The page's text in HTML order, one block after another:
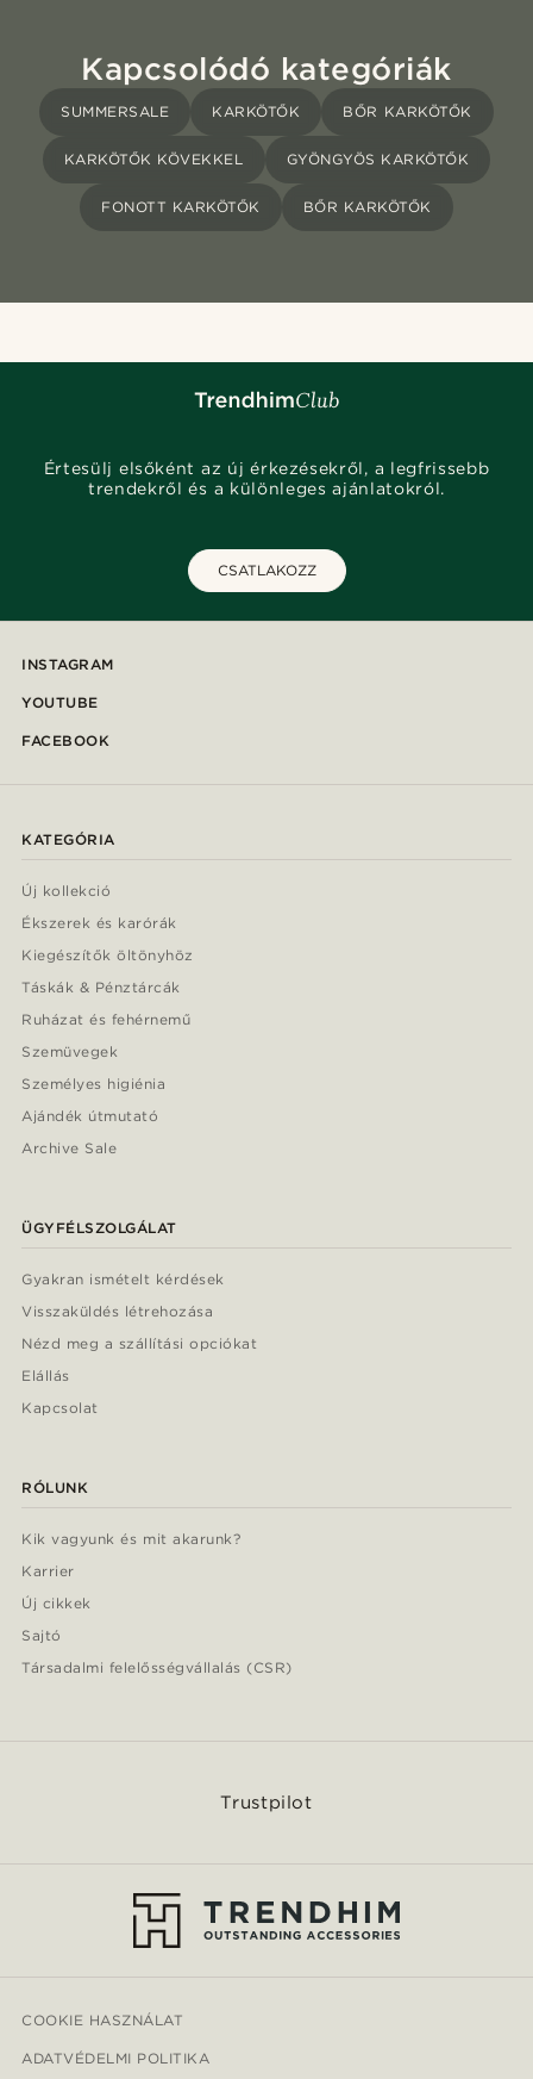
Kapcsolódó kategóriák
SUMMERSALE KARKÖTŐK BŐR KARKÖTŐK
KARKÖTŐK KÖVEKKEL GYÖNGYÖS KARKÖTŐK
FONOTT KARKÖTŐK BŐR KARKÖTŐK
Értesülj elsőként az új érkezésekről, a legfrissebb
trendekről és a különleges ajánlatokról.
CSATLAKOZZ
INSTAGRAM
YOUTUBE
FACEBOOK
KATEGÓRIA
Új kollekció
Ékszerek és karórák
Kiegészítők öltönyhöz
Táskák & Pénztárcák
Ruházat és fehérnemű
Szemüvegek
Személyes higiénia
Ajándék útmutató
Archive Sale
ÜGYFÉLSZOLGÁLAT
Gyakran ismételt kérdések
Visszaküldés létrehozása
Nézd meg a szállítási opciókat
Elállás
Kapcsolat
RÓLUNK
Kik vagyunk és mit akarunk?
Karrier
Új cikkek
Sajtó
Társadalmi felelősségvállalás (CSR)
Trustpilot
COOKIE HASZNÁLAT
ADATVÉDELMI POLITIKA